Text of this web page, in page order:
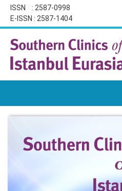
ISSN : 2587-0998
E-ISSN : 2587-1404